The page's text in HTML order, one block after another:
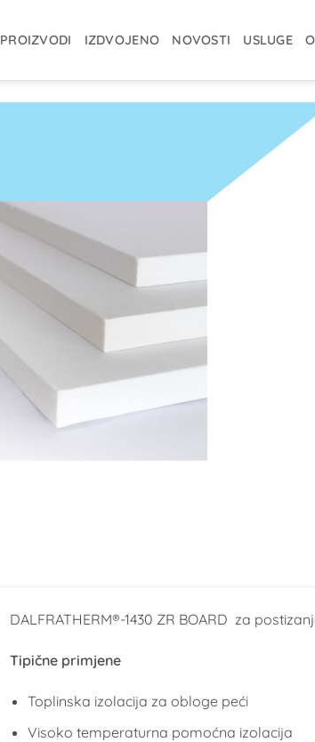
PROIZVODI IZDVOJENO NOVOSTI USLUGE
DALFRATHERM®-1430 ZR BOARD za
Tipične primjene
Toplinska izolacija za obloge peći
Visoko temperaturna pomoćna izolacija